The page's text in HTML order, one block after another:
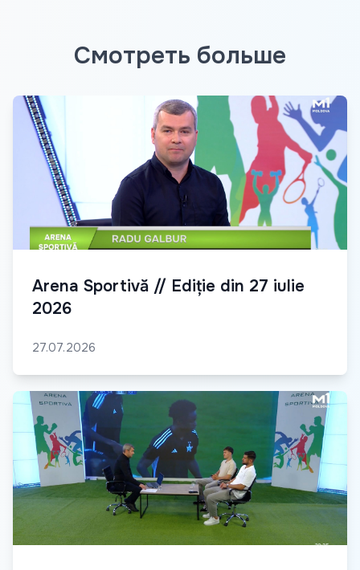
Смотреть больше
Arena Sportivă // Ediție din 27 iulie
2026
27.07.2026